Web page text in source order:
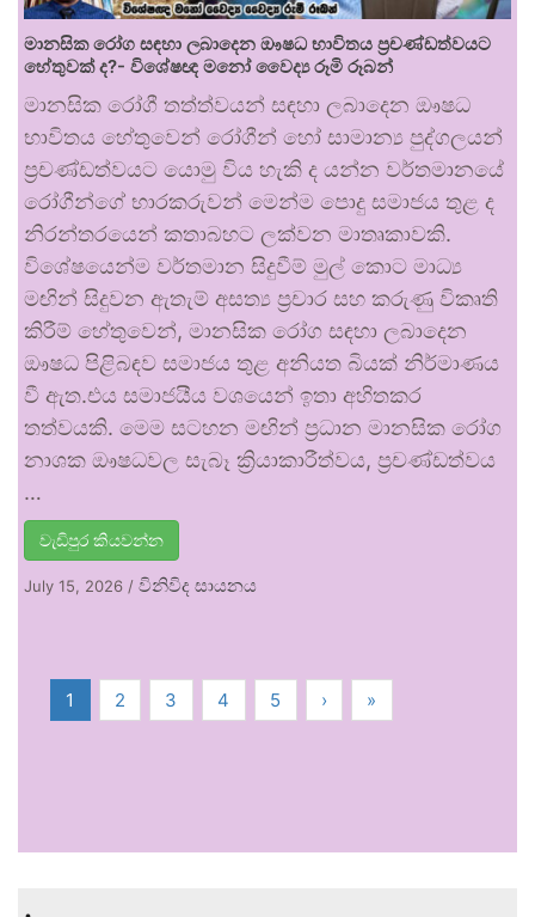
මානසික රෝග සඳහා ලබාදෙන ඖෂධ භාවිතය ප්‍රචණ්ඩත්වයට
හේතුවක් ද?- විශේෂඥ මනෝ වෛද්‍ය රූමි රූබන්
මානසික රෝගී තත්ත්වයන් සඳහා ලබාදෙන ඖෂධ
භාවිතය හේතුවෙන් රෝගීන් හෝ සාමාන්‍ය පුද්ගලයන්
ප්‍රචණ්ඩත්වයට යොමු විය හැකි ද යන්න වර්තමානයේ
රෝගීන්ගේ භාරකරුවන් මෙන්ම පොදු සමාජය තුළ ද
නිරන්තරයෙන් කතාබහට ලක්වන මාතෘකාවකි.
විශේෂයෙන්ම වර්තමාන සිදුවීම් මුල් කොට මාධ්‍ය
මඟින් සිදුවන ඇතැම් අසත්‍ය ප්‍රචාර සහ කරුණු විකෘති
කිරීම් හේතුවෙන්, මානසික රෝග සඳහා ලබාදෙන
ඖෂධ පිළිබඳව සමාජය තුළ අනියත බියක් නිර්මාණය
වී ඇත.එය සමාජයීය වශයෙන් ඉතා අහිතකර
තත්වයකි. මෙම සටහන මඟින් ප්‍රධාන මානසික රෝග
නාශක ඖෂධවල සැබෑ ක්‍රියාකාරීත්වය, ප්‍රචණ්ඩත්වය
…
වැඩිපුර කියවන්න
July 15, 2026 / විනිවිද සායනය
1 2 3 4 5 › »
.